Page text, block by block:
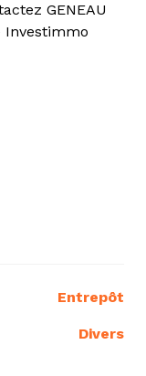
GENEAU
Investimmo
Entrepôt
Divers